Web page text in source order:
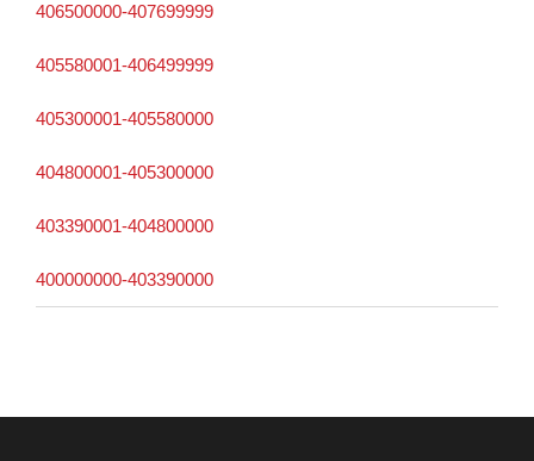
406500000-407699999
405580001-406499999
405300001-405580000
404800001-405300000
403390001-404800000
400000000-403390000